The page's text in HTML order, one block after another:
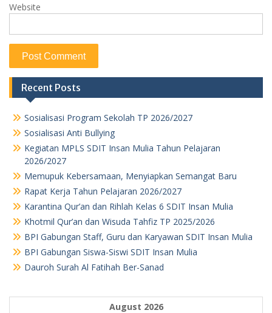
Website
Recent Posts
Sosialisasi Program Sekolah TP 2026/2027
Sosialisasi Anti Bullying
Kegiatan MPLS SDIT Insan Mulia Tahun Pelajaran
2026/2027
Memupuk Kebersamaan, Menyiapkan Semangat Baru
Rapat Kerja Tahun Pelajaran 2026/2027
Karantina Qur’an dan Rihlah Kelas 6 SDIT Insan Mulia
Khotmil Qur’an dan Wisuda Tahfiz TP 2025/2026
BPI Gabungan Staff, Guru dan Karyawan SDIT Insan Mulia
BPI Gabungan Siswa-Siswi SDIT Insan Mulia
Dauroh Surah Al Fatihah Ber-Sanad
August 2026